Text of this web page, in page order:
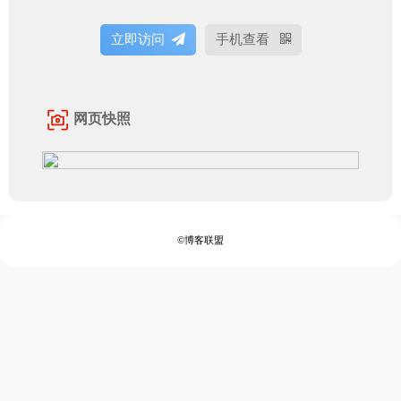
立即访问 手机查看
网页快照
©博客联盟